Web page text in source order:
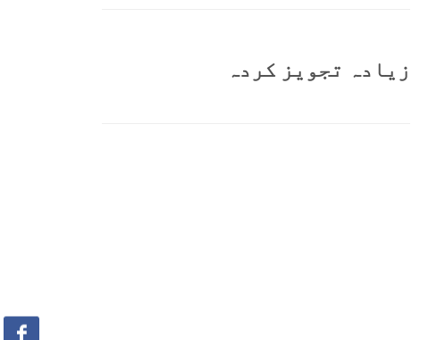
زیادہ تجویز کردہ